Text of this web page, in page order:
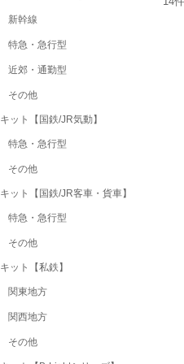
新幹線
特急・急行型
近郊・通勤型
その他
キット【国鉄/JR気動】
特急・急行型
その他
キット【国鉄/JR客車・貨車】
特急・急行型
その他
キット【私鉄】
関東地方
関西地方
その他